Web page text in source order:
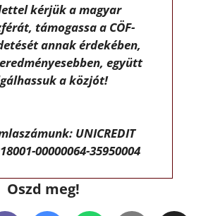
kérjük a magyar
támogassa a CÖF-
annak érdekében,
együtt
a közjót!
UNICREDIT
00000064-35950004
Oszd meg!